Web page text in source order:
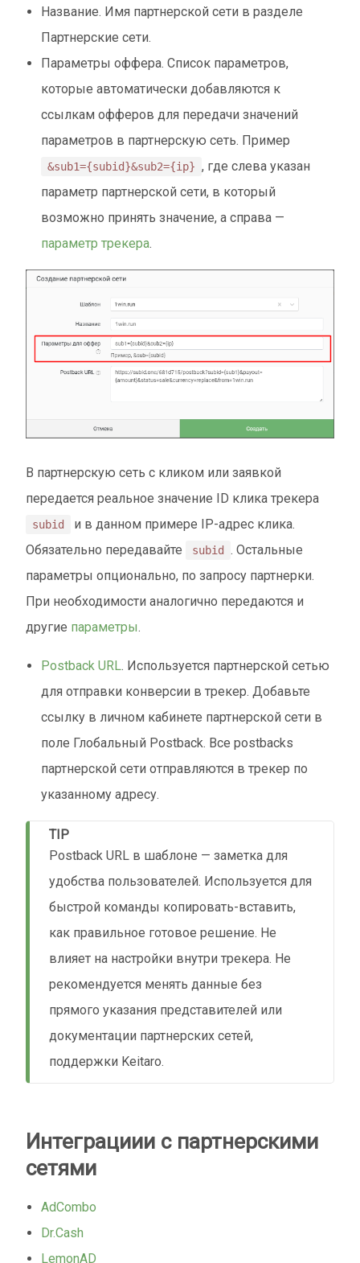
Название. Имя партнерской сети в разделе
Партнерские сети.
Параметры оффера. Список параметров,
которые автоматически добавляются к
ссылкам офферов для передачи значений
параметров в партнерскую сеть. Пример
&sub1={subid}&sub2={ip} , где слева указан
параметр партнерской сети, в который
возможно принять значение, а справа —
параметр трекера.
В партнерскую сеть с кликом или заявкой
передается реальное значение ID клика трекера
subid
и в данном примере IP-адрес клика.
Обязательно передавайте
subid
. Остальные
параметры опционально, по запросу партнерки.
При необходимости аналогично передаются и
другие параметры.
Postback URL. Используется партнерской сетью
для отправки конверсии в трекер. Добавьте
ссылку в личном кабинете партнерской сети в
поле Глобальный Postback. Все postbacks
партнерской сети отправляются в трекер по
указанному адресу.
TIP
Postback URL в шаблоне — заметка для
удобства пользователей. Используется для
быстрой команды копировать-вставить,
как правильное готовое решение. Не
влияет на настройки внутри трекера. Не
рекомендуется менять данные без
прямого указания представителей или
документации партнерских сетей,
поддержки Keitaro.
Интеграциии с партнерскими
сетями
AdСombo
Dr.Cash
LemonAD